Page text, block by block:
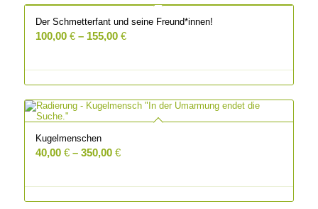
Der Schmetterfant und seine Freund*innen!
100,00 €– 155,00 €
Kugelmenschen
40,00 €– 350,00 €